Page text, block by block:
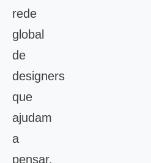
rede
global
de
designers
que
ajudam
a
pensar,